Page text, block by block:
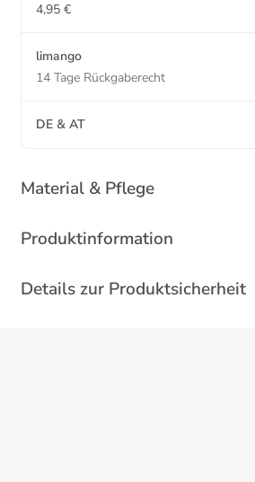
4,95 €
limango
14 Tage Rückgaberecht
DE & AT
Material & Pflege
Produktinformation
Details zur Produktsicherheit